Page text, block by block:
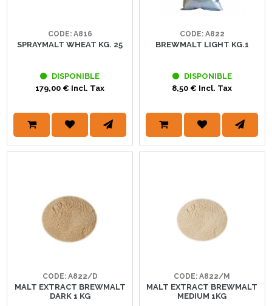
CODE: A816
SPRAYMALT WHEAT KG. 25
DISPONIBLE
179,00 € Incl. Tax
CODE: A822
BREWMALT LIGHT KG.1
DISPONIBLE
8,50 € Incl. Tax
CODE: A822/D
MALT EXTRACT BREWMALT
DARK 1 KG
CODE: A822/M
MALT EXTRACT BREWMALT
MEDIUM 1KG